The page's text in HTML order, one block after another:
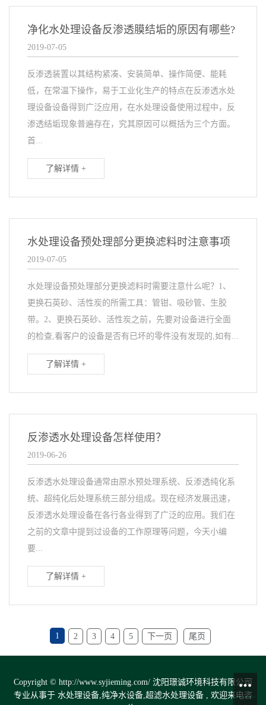
净化水处理设备反渗透膜结垢的原因有哪些?
2019-07-05
反渗透装置以其结构紧凑、安装简单、操作简便、能耗
低，在常温下操作，易于工业化生产的特点在反渗透水处
理设备设备得到广泛应用，在水处理设备使用过程中，反
渗透结垢现象普遍存在，究其原因可以概括为三个方面。
首...
了解详情 +
水处理设备预处理部分更换滤料时注意事项
2019-07-05
水处理设备预处理部分更换滤料时需要注意什么呢？1、
更换石英砂、活性炭的所需工具：管钳、吸砂管、生胶
带。2、更换石英砂、活性炭之前，先要对设备进行全面
的检查,看客户的设备是否有已坏的零件没有发现的,如有...
了解详情 +
反渗透水处理设备怎样使用？
2019-06-26
反渗透水处理设备通常由原水预处理系统、反渗透纯化系
统、超纯化后处理系统三部分组成。现在经济发展迅速，
反渗透水处理设备在各行各业得到了广泛的应用。我们在
之前的文章中提到过设备的工作原理等问题，今天小编
要...
了解详情 +
1 2 3 4 5 下一页 尾页
Copyright © http://www.syjieming.com/ 沈阳璟诚环境科技有限公司
专业从事于 水处理设备 纯净水设备 超滤水处理设备 , 欢迎来电咨